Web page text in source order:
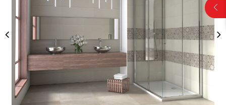
POMOĆ PRI
KUPOVINI
Za više informacija,